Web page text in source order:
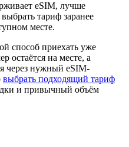
eSIM, лучше
тариф заранее
месте.
способ приехать уже
остаётся на месте, а
через нужный eSIM-
выбрать подходящий тариф
и привычный объём